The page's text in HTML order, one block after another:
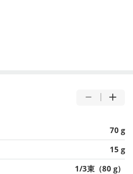
70 g
15 g
1/3束（80 g）